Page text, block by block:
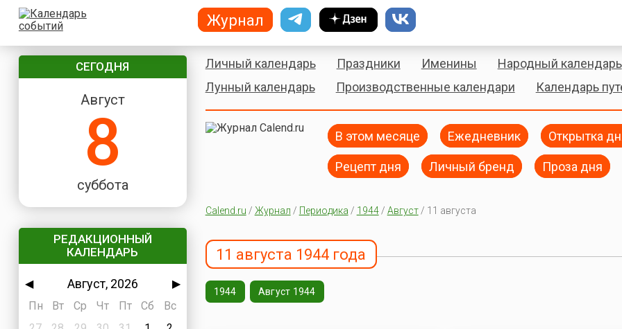
СЕГОДНЯ
Август
8
суббота
РЕДАКЦИОННЫЙ
КАЛЕНДАРЬ
◀ Август, 2026
▶
Пн
Вт Ср Чт Пт Сб
Вс
Личный календарь Праздники Именины
Народный календарь
Лунный календарь
Производственные календари Календарь
В этом месяце Ежедневник Открытка
Рецепт дня Личный бренд Проза дня
Calend.ru / Журнал / Периодика / 1944/ Август/ 11 августа
11 августа 1944 года
1944 Август 1944
Журнал